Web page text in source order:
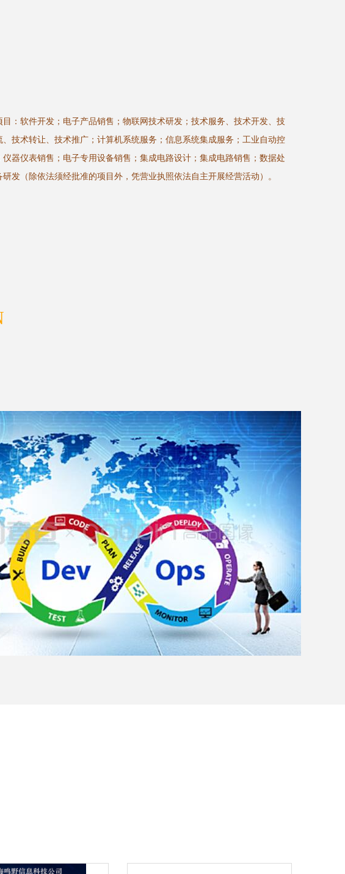
目：软件开发；电子产品销售；物联网技术研发；技术服务、技术开发、技
、技术转让、技术推广；计算机系统服务；信息系统集成服务；工业自动控
器仪表销售；电子专用设备销售；集成电路设计；集成电路销售；数据处
发（除依法须经批准的项目外，凭营业执照依法自主开展经营活动）。